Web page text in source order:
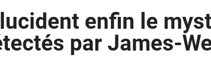
enfin le
par James-